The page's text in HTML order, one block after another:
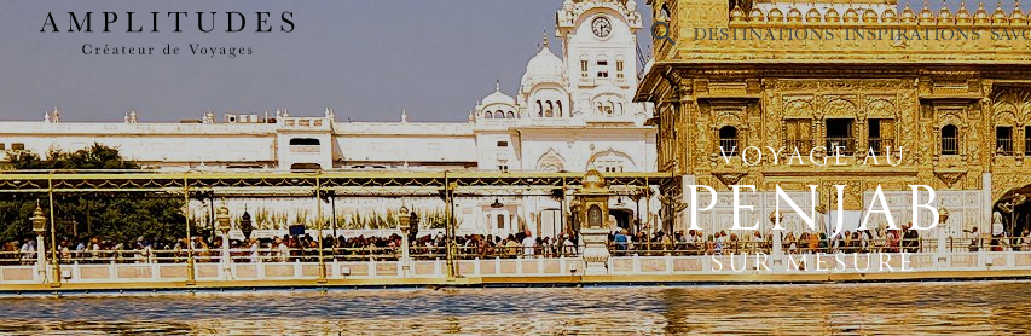
× DESTINATIONS INSPIRATIONS
VOYAGE AU
PENJAB
SUR MESURE